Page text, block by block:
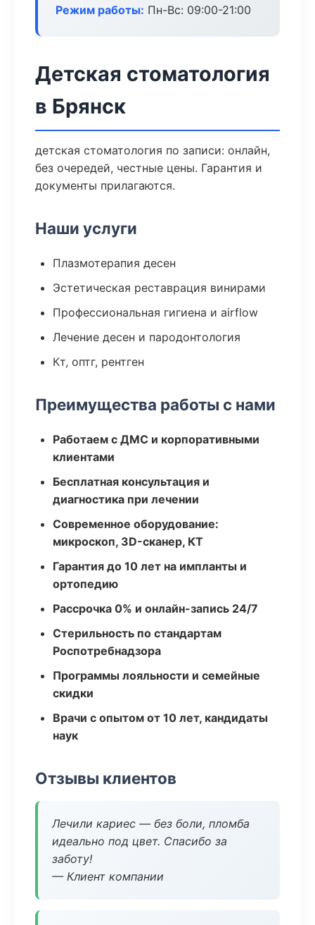
Режим работы: Пн-Вс: 09:00-21:00
Детская стоматология
в Брянск
детская стоматология по записи: онлайн,
без очередей, честные цены. Гарантия и
документы прилагаются.
Наши услуги
Плазмотерапия десен
Эстетическая реставрация винирами
Профессиональная гигиена и airflow
Лечение десен и пародонтология
Кт, оптг, рентген
Преимущества работы с нами
Работаем с ДМС и корпоративными
клиентами
Бесплатная консультация и
диагностика при лечении
Современное оборудование:
микроскоп, 3D-сканер, КТ
Гарантия до 10 лет на импланты и
ортопедию
Рассрочка 0% и онлайн-запись 24/7
Стерильность по стандартам
Роспотребнадзора
Программы лояльности и семейные
скидки
Врачи с опытом от 10 лет, кандидаты
наук
Отзывы клиентов
Лечили кариес — без боли, пломба
идеально под цвет. Спасибо за
заботу!
— Клиент компании